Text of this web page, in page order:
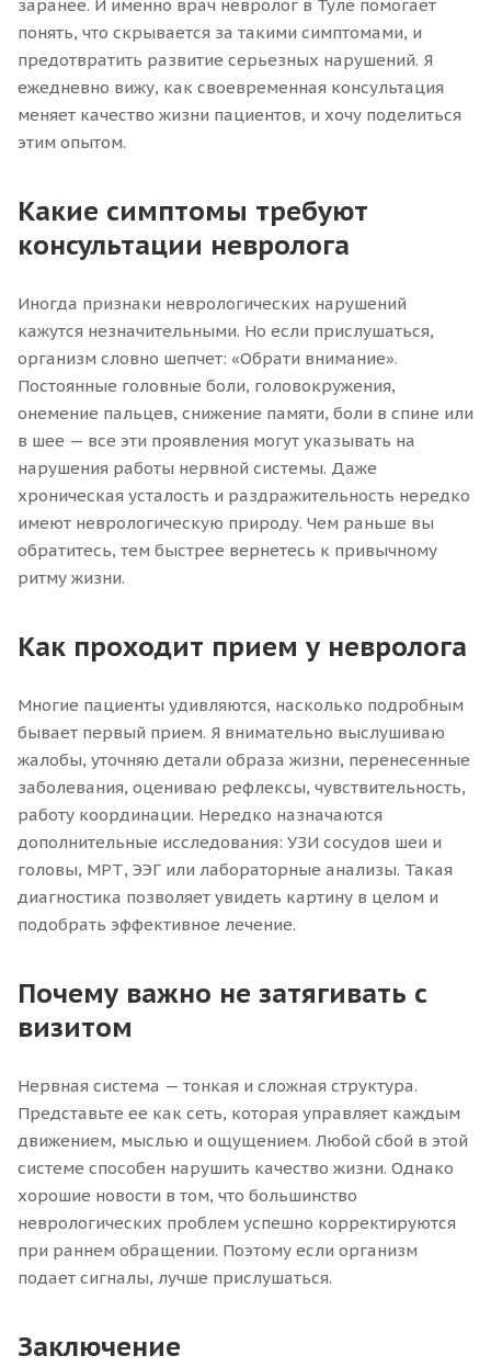
заранее. И именно врач невролог в Туле помогает
понять, что скрывается за такими симптомами, и
предотвратить развитие серьезных нарушений. Я
ежедневно вижу, как своевременная консультация
меняет качество жизни пациентов, и хочу поделиться
этим опытом.
Какие симптомы требуют
консультации невролога
Иногда признаки неврологических нарушений
кажутся незначительными. Но если прислушаться,
организм словно шепчет: «Обрати внимание».
Постоянные головные боли, головокружения,
онемение пальцев, снижение памяти, боли в спине или
в шее — все эти проявления могут указывать на
нарушения работы нервной системы. Даже
хроническая усталость и раздражительность нередко
имеют неврологическую природу. Чем раньше вы
обратитесь, тем быстрее вернетесь к привычному
ритму жизни.
Как проходит прием у невролога
Многие пациенты удивляются, насколько подробным
бывает первый прием. Я внимательно выслушиваю
жалобы, уточняю детали образа жизни, перенесенные
заболевания, оцениваю рефлексы, чувствительность,
работу координации. Нередко назначаются
дополнительные исследования: УЗИ сосудов шеи и
головы, МРТ, ЭЭГ или лабораторные анализы. Такая
диагностика позволяет увидеть картину в целом и
подобрать эффективное лечение.
Почему важно не затягивать с
визитом
Нервная система — тонкая и сложная структура.
Представьте ее как сеть, которая управляет каждым
движением, мыслью и ощущением. Любой сбой в этой
системе способен нарушить качество жизни. Однако
хорошие новости в том, что большинство
неврологических проблем успешно корректируются
при раннем обращении. Поэтому если организм
подает сигналы, лучше прислушаться.
Заключение